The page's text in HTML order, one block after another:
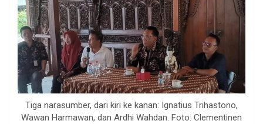
Tiga narasumber, dari kiri ke kanan: Ignatius Trihastono,
Wawan Harmawan, dan Ardhi Wahdan. Foto: Clementinen